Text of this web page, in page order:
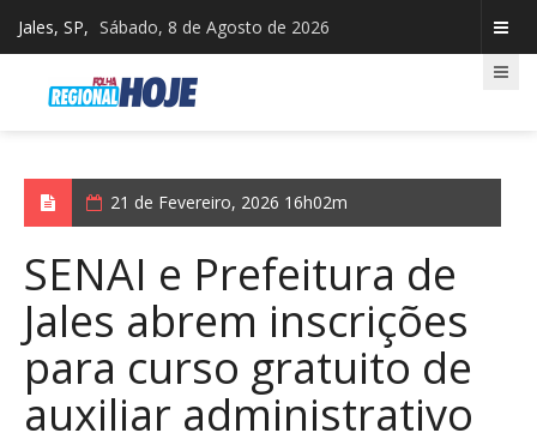
Jales, SP, Sábado, 8 de Agosto de 2026
21 de Fevereiro, 2026 16h02m
SENAI e Prefeitura de
Jales abrem inscrições
para curso gratuito de
auxiliar administrativo